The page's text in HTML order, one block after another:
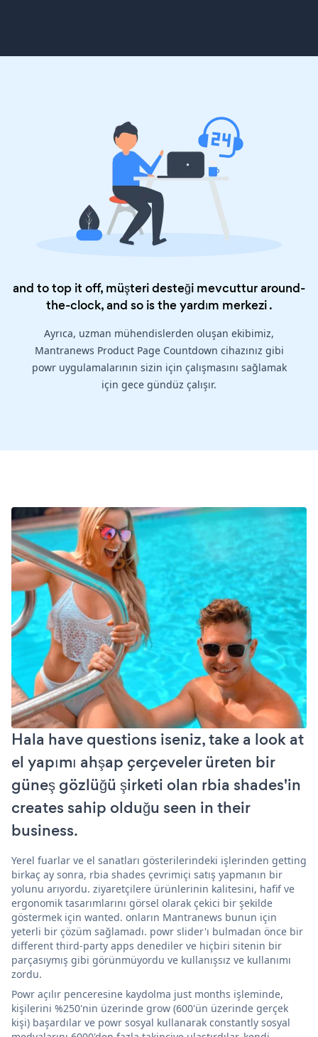
and to top it off, müşteri desteği mevcuttur around-
the-clock, and so is theyardım merkezi.
Ayrıca, uzman mühendislerden oluşan ekibimiz,
Mantranews Product Page Countdown cihazınız gibi
powr uygulamalarının sizin için çalışmasını sağlamak
için gece gündüz çalışır.
Hala have questions iseniz, take a look at
el yapımı ahşap çerçeveler üreten bir
güneş gözlüğü şirketi olan rbia shades'in
creates sahip olduğu seen in their
business.
Yerel fuarlar ve el sanatları gösterilerindeki işlerinden getting
birkaç ay sonra, rbia shades çevrimiçi satış yapmanın bir
yolunu arıyordu. ziyaretçilere ürünlerinin kalitesini, hafif ve
ergonomik tasarımlarını görsel olarak çekici bir şekilde
göstermek için wanted. onların Mantranews bunun için
yeterli bir çözüm sağlamadı. powr slider'ı bulmadan önce bir
different third-party apps denediler ve hiçbiri sitenin bir
parçasıymış gibi görünmüyordu ve kullanışsız ve kullanımı
zordu.
Powr açılır penceresine kaydolma just months işleminde,
kişilerini %250'nin üzerinde grow (600'ün üzerinde gerçek
kişi) başardılar ve powr sosyal kullanarak constantly sosyal